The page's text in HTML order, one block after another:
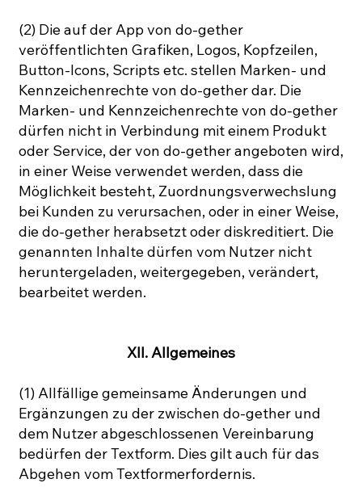
(2) Die auf der App von do-gether
veröffentlichten Grafiken, Logos, Kopfzeilen,
Button-Icons, Scripts etc. stellen Marken- und
Kennzeichenrechte von do-gether dar. Die
Marken- und Kennzeichenrechte von do-gether
dürfen nicht in Verbindung mit einem Produkt
oder Service, der von do-gether angeboten wird,
in einer Weise verwendet werden, dass die
Möglichkeit besteht, Zuordnungsverwechslung
bei Kunden zu verursachen, oder in einer Weise,
die do-gether herabsetzt oder diskreditiert. Die
genannten Inhalte dürfen vom Nutzer nicht
heruntergeladen, weitergegeben, verändert,
bearbeitet werden.
XII. Allgemeines
(1) Allfällige gemeinsame Änderungen und
Ergänzungen zu der zwischen do-gether und
dem Nutzer abgeschlossenen Vereinbarung
bedürfen der Textform. Dies gilt auch für das
Abgehen vom Textformerfordernis.